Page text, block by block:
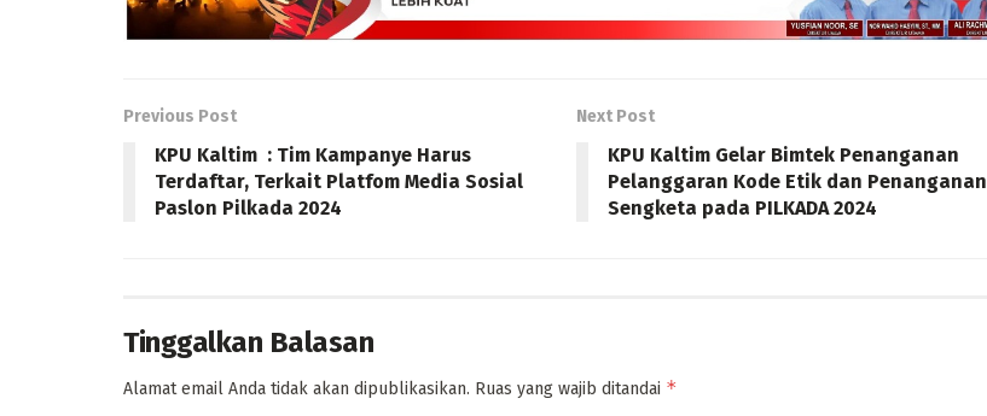
Previous Post
KPU Kaltim : Tim Kampanye Harus
Terdaftar, Terkait Platfom Media Sosial
Paslon Pilkada 2024
Next Post
KPU Kaltim Gelar Bimtek Penanganan
Pelanggaran Kode Etik dan Penanganan
Sengketa pada PILKADA 2024
Tinggalkan Balasan
Alamat email Anda tidak akan dipublikasikan. Ruas yang wajib ditandai *